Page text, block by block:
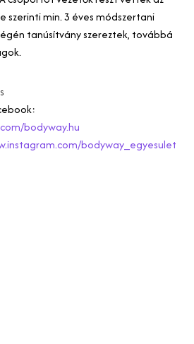
szerinti min. 3 éves módszertani
tanúsítvány szereztek, továbbá
bodyway.hu
bodyway_egyesulet